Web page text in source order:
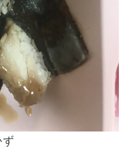
ず